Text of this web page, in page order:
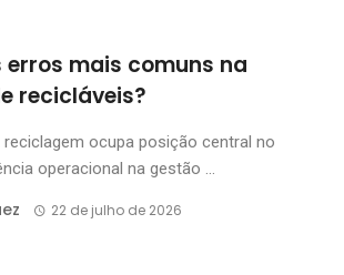
erros mais comuns na
recicláveis?
reciclagem ocupa posição central no
operacional na gestão ...
22 de julho de 2026